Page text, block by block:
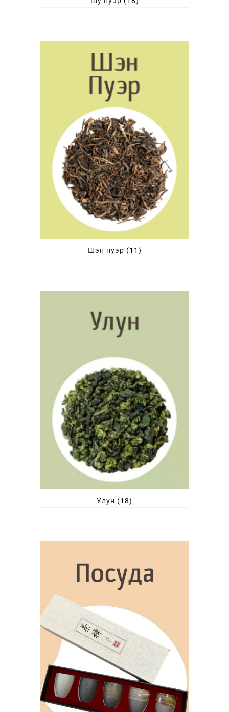
Шэн пуэр (11)
Улун (18)